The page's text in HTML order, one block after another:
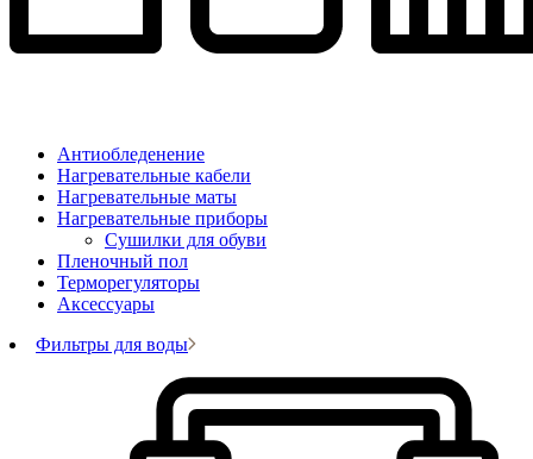
Антиобледенение
Нагревательные кабели
Нагревательные маты
Нагревательные приборы
Сушилки для обуви
Пленочный пол
Терморегуляторы
Аксессуары
Фильтры для воды